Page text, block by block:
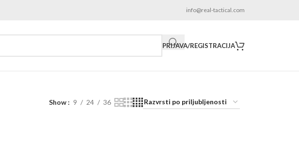
info@real-tactical.com
PRIJAVA/REGISTRACIJA
Show 9 24 36